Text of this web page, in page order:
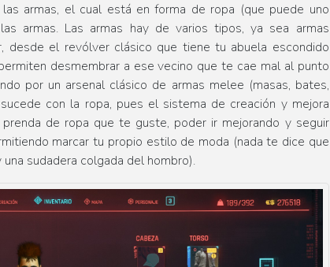
armas, el cual está en forma de ropa (que puede uno
armas. Las armas hay de varios tipos, ya sea armas
desde el revólver clásico que tiene tu abuela escondido
desmembrar a ese vecino que te cae mal al punto
por un arsenal clásico de armas melee (masas, bates,
con la ropa, pues el sistema de creación y mejora
de ropa que te guste, poder ir mejorando y seguir
marcar tu propio estilo de moda (nada te dice que
sudadera colgada del hombro).